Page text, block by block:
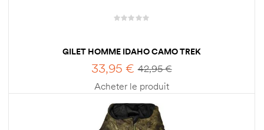
GILET HOMME IDAHO CAMO TREK
42,95€
33,95€
Acheter le produit